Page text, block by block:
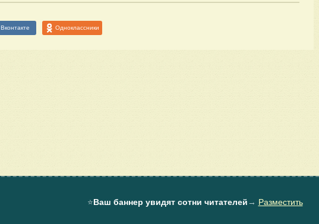
Вконтакте Одноклассники
⭐Ваш баннер увидят сотни читателей → Разместить